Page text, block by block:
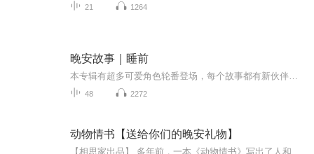
21 1264
晚安故事｜睡前
48 2272
动物情书【送给你们的晚安礼物】